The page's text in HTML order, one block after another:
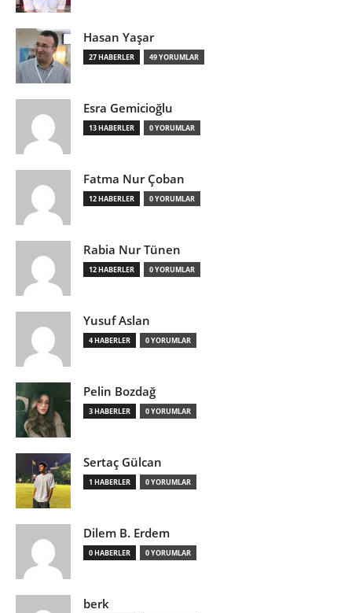
Hasan Yaşar
27 HABERLER 49 YORUMLAR
Esra Gemicioğlu
13 HABERLER 0 YORUMLAR
Fatma Nur Çoban
12 HABERLER 0 YORUMLAR
Rabia Nur Tünen
12 HABERLER 0 YORUMLAR
Yusuf Aslan
4 HABERLER 0 YORUMLAR
Pelin Bozdağ
3 HABERLER 0 YORUMLAR
Sertaç Gülcan
1 HABERLER 0 YORUMLAR
Dilem B. Erdem
0 HABERLER 0 YORUMLAR
berk